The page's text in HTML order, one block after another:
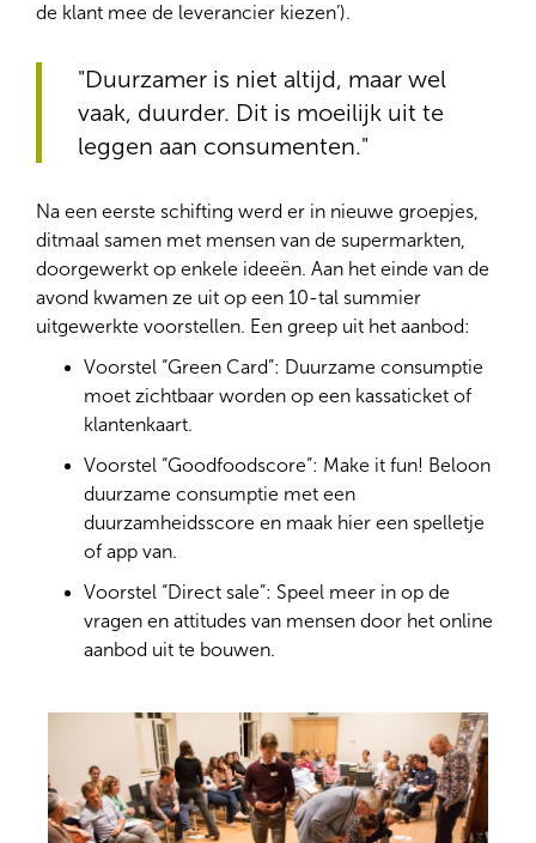
de klant mee de leverancier kiezen’).
"Duurzamer is niet altijd, maar wel
vaak, duurder. Dit is moeilijk uit te
leggen aan consumenten."
Na een eerste schifting werd er in nieuwe groepjes,
ditmaal samen met mensen van de supermarkten,
doorgewerkt op enkele ideeën. Aan het einde van de
avond kwamen ze uit op een 10-tal summier
uitgewerkte voorstellen. Een greep uit het aanbod:
Voorstel “Green Card”: Duurzame consumptie
moet zichtbaar worden op een kassaticket of
klantenkaart.
Voorstel “Goodfoodscore”: Make it fun! Beloon
duurzame consumptie met een
duurzamheidsscore en maak hier een spelletje
of app van.
Voorstel “Direct sale”: Speel meer in op de
vragen en attitudes van mensen door het online
aanbod uit te bouwen.